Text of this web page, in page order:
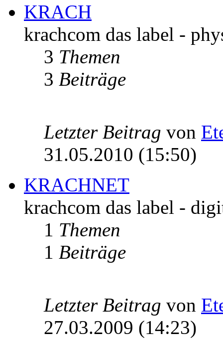
KRACH
krachcom das label -
3 Themen
3 Beiträge
Letzter Beitrag von
31.05.2010 (15:50)
KRACHNET
krachcom das label -
1 Themen
1 Beiträge
Letzter Beitrag von
27.03.2009 (14:23)